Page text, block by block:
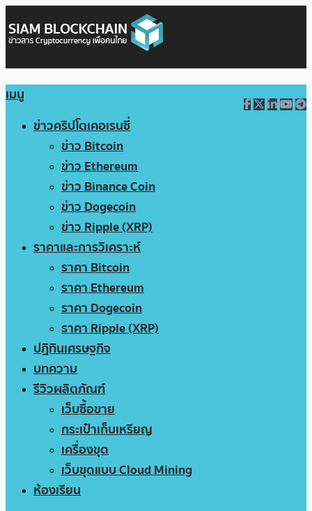
เมนู
ข่าวคริปโตเคอเรนซี่
ข่าว Bitcoin
ข่าว Ethereum
ข่าว Binance Coin
ข่าว Dogecoin
ข่าว Ripple (XRP)
ราคาและการวิเคราะห์
ราคา Bitcoin
ราคา Ethereum
ราคา Dogecoin
ราคา Ripple (XRP)
ปฏิทินเศรษฐกิจ
บทความ
รีวิวผลิตภัณฑ์
เว็บซื้อขาย
กระเป๋าเก็บเหรียญ
เครื่องขุด
เว็บขุดแบบ Cloud Mining
ห้องเรียน